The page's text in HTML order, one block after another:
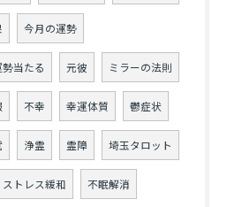
今月の運勢
当たる 元彼 ミラーの法則
不幸 幸運体質 鬱症状
浄霊 霊障 埼玉タロット
ストレス緩和 不眠解消